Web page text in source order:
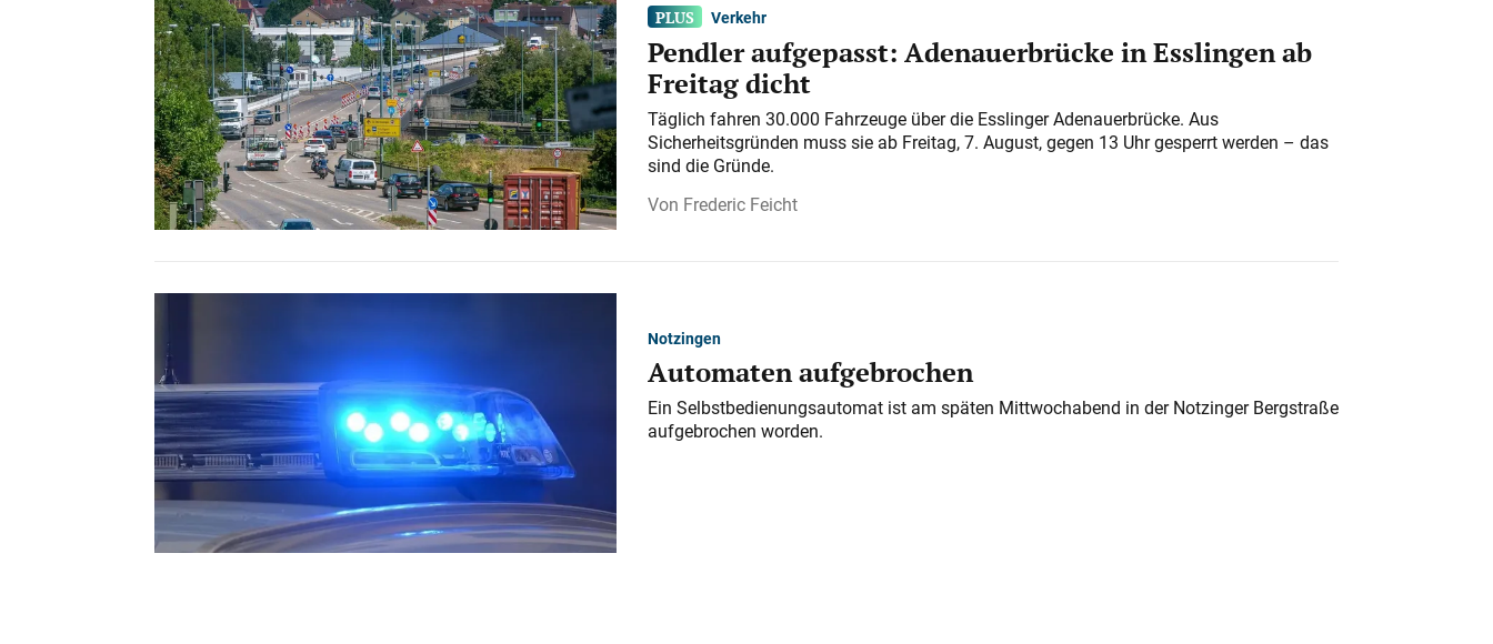
Verkehr
Pendler aufgepasst: Adenauerbrücke in Esslingen ab
Freitag dicht
Täglich fahren 30.000 Fahrzeuge über die Esslinger Adenauerbrücke. Aus
Sicherheitsgründen muss sie ab Freitag, 7. August, gegen 13 Uhr gesperrt werden – das
sind die Gründe.
Frederic Feicht
Notzingen
Automaten aufgebrochen
Ein Selbstbedienungsautomat ist am späten Mittwochabend in der Notzinger Bergstraße
aufgebrochen worden.